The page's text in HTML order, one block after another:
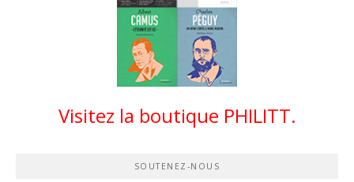
Visitez la boutique PHILITT.
SOUTENEZ-NOUS